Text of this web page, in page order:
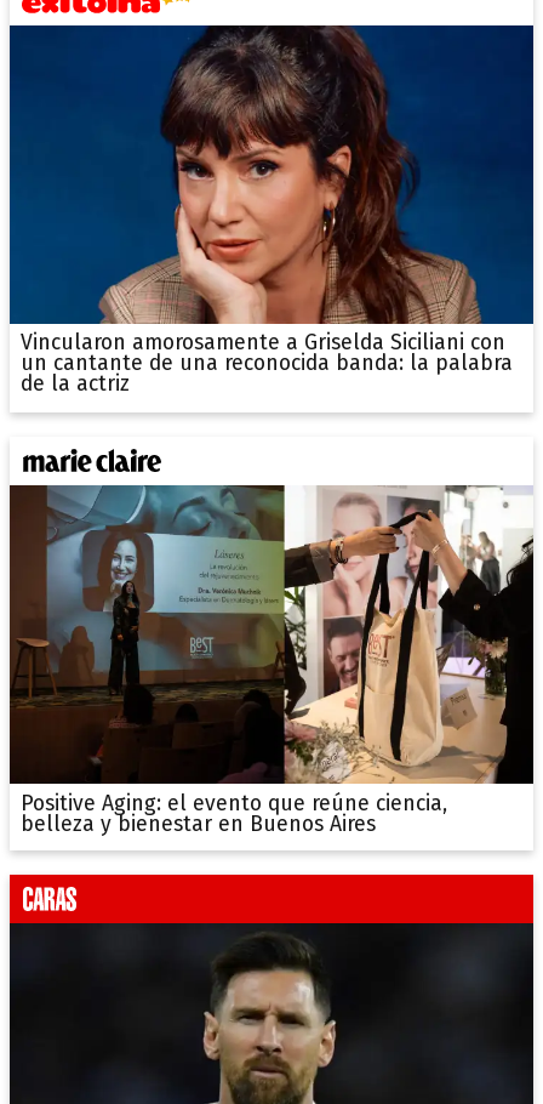
Vincularon amorosamente a Griselda Siciliani con
un cantante de una reconocida banda: la palabra
de la actriz
Positive Aging: el evento que reúne ciencia,
belleza y bienestar en Buenos Aires